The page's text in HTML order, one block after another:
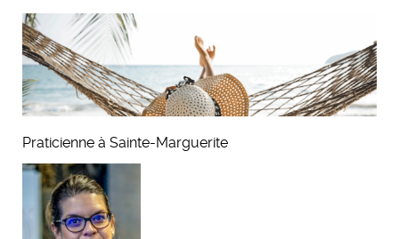
Fatima De Abreu
Praticienne à Sainte-Marguerite